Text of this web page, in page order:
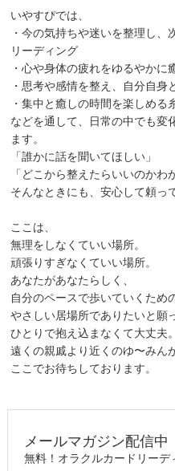
いやすぴでは、
・今の気持ちや迷いを整理し
リーディング
・心や身体の疲れをゆるやかに
・思考や感情を整え、自分自
・集中と癒しの時間を楽しめる
などを通して、日常の中でも変
ます。
「誰かに話を聞いてほしい」
「どこから整えたらいいのかわ
そんなときにも、安心して頼っ
ここは、
無理をしなくていい場所。
頑張りすぎなくていい場所。
あなたがあなたらしく、
自分のペースで歩いていくため
やさしい居場所でありたいと願
ひとりで抱え込まなくて大丈夫。
遠くの親戚より近くのゆ〜みん
ここでお待ちしております。
メールマガジン配信中
無料！オラクルカードリーデ